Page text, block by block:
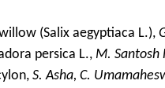
willow (Salix aegyptiaca L.),
persica L., M. Santosh
S. Asha, C.